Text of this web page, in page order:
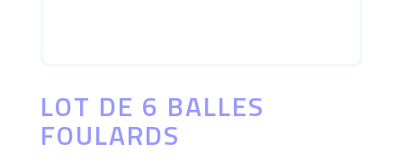
LOT DE 6 BALLES
FOULARDS